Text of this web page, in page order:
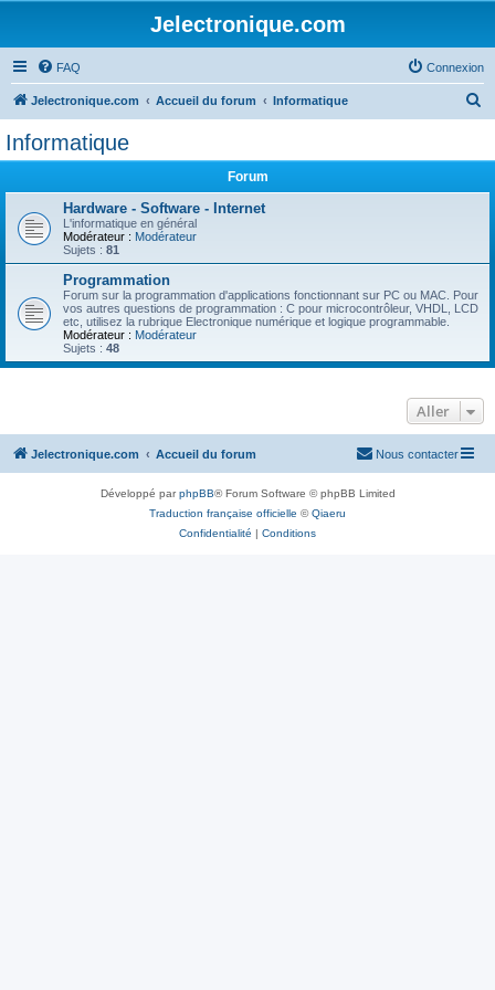
Jelectronique.com
FAQ Connexion
Jelectronique.com Accueil du forum Informatique
Informatique
Forum
Hardware - Software - Internet
L'informatique en général
Modérateur : Modérateur
Sujets : 81
Programmation
Forum sur la programmation d'applications fonctionnant sur PC ou MAC. Pour
vos autres questions de programmation : C pour microcontrôleur, VHDL, LCD
etc, utilisez la rubrique Electronique numérique et logique programmable.
Modérateur : Modérateur
Sujets : 48
Aller
Jelectronique.com Accueil du forum Nous contacter
Développé parphpBB® Forum Software © phpBB Limited
Traduction française officielle ©Qiaeru
Confidentialité | Conditions